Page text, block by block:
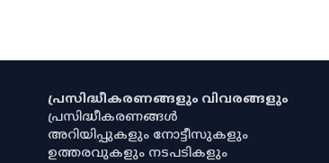
പ്രസിദ്ധീകരണങ്ങളും വിവരങ്ങളും
പ്രസിദ്ധീകരണങ്ങൾ
അറിയിപ്പുകളും നോട്ടീസുകളും
ഉത്തരവുകളും നടപടികളും